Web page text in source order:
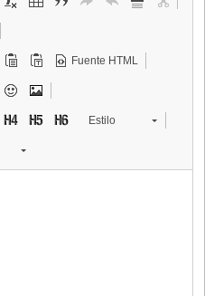
Fuente HTML
Estilo